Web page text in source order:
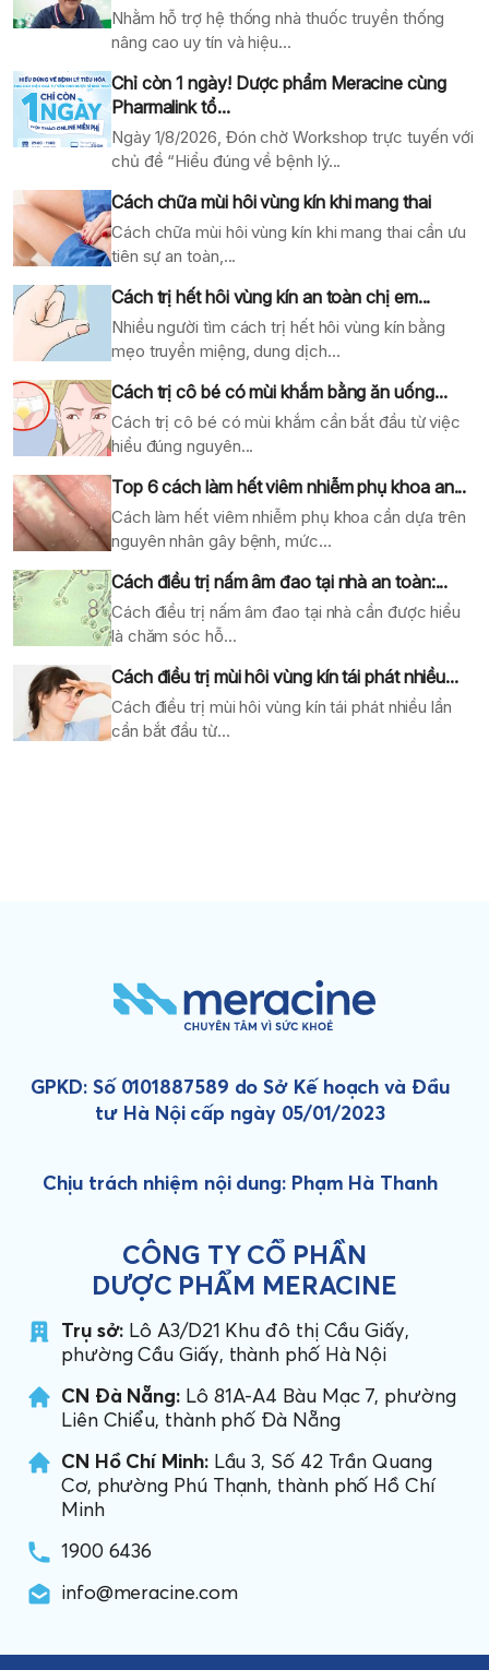
Nhằm hỗ trợ hệ thống nhà thuốc truyền thống
nâng cao uy tín và hiệu...
Chỉ còn 1 ngày! Dược phẩm Meracine cùng
Pharmalink tổ...
Ngày 1/8/2026, Đón chờ Workshop trực tuyến với
chủ đề “Hiểu đúng về bệnh lý...
Cách chữa mùi hôi vùng kín khi mang thai
Cách chữa mùi hôi vùng kín khi mang thai cần ưu
tiên sự an toàn,...
Cách trị hết hôi vùng kín an toàn chị em...
Nhiều người tìm cách trị hết hôi vùng kín bằng
mẹo truyền miệng, dung dịch...
Cách trị cô bé có mùi khắm bằng ăn uống...
Cách trị cô bé có mùi khắm cần bắt đầu từ việc
hiểu đúng nguyên...
Top 6 cách làm hết viêm nhiễm phụ khoa an...
Cách làm hết viêm nhiễm phụ khoa cần dựa trên
nguyên nhân gây bệnh, mức...
Cách điều trị nấm âm đao tại nhà an toàn:...
Cách điều trị nấm âm đao tại nhà cần được hiểu
là chăm sóc hỗ...
Cách điều trị mùi hôi vùng kín tái phát nhiều...
Cách điều trị mùi hôi vùng kín tái phát nhiều lần
cần bắt đầu từ...
GPKD: Số 0101887589 do Sở Kế hoạch và Đầu
tư Hà Nội cấp ngày 05/01/2023
Chịu trách nhiệm nội dung: Phạm Hà Thanh
CÔNG TY CỔ PHẦN
DƯỢC PHẨM MERACINE
Trụ sở: Lô A3/D21 Khu đô thị Cầu Giấy,
phường Cầu Giấy, thành phố Hà Nội
CN Đà Nẵng: Lô 81A-A4 Bàu Mạc 7, phường
Liên Chiểu, thành phố Đà Nẵng
CN Hồ Chí Minh:Lầu 3, Số 42 Trần Quang
Cơ, phường Phú Thạnh, thành phố Hồ Chí
Minh
1900 6436
info@meracine.com